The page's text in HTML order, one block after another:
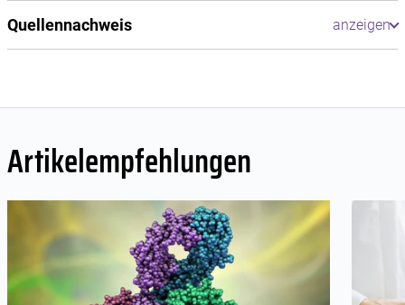
Quellennachweis
Artikelempfehlungen